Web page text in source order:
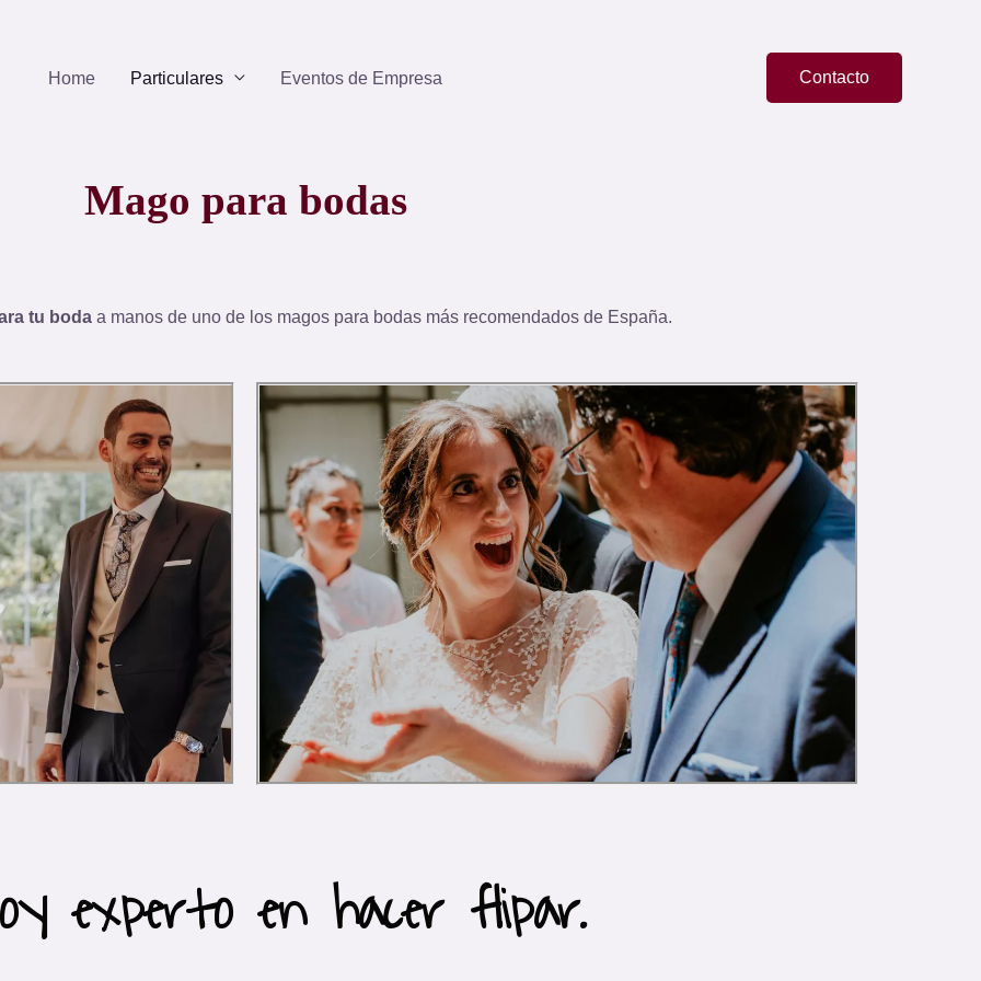
Home Particulares Eventos de Empresa Contacto
Mago para bodas
tu boda a manos de uno de los magos para bodas más recomendados de España.
experto en hacer flipar.